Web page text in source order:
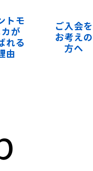
トモ
が
れる
由
ご入会を
お考えの
方へ